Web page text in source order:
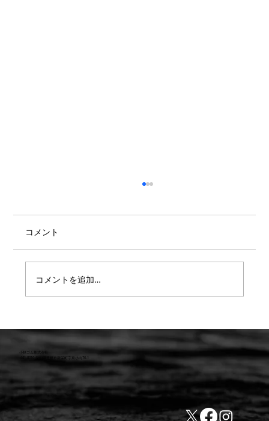
しました！
コメント
コメントを追加…
小林ゴム株式会社
441-8016 愛知県豊橋市新栄町字東小向76-1